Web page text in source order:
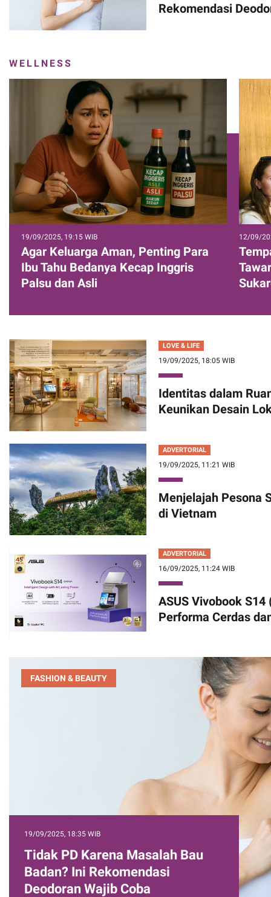
Rekomendasi
WELLNESS
19/09/2025, 19:15 WIB
Agar Keluarga Aman, Penting Para
Ibu Tahu Bedanya Kecap Inggris
Palsu dan Asli
12/09/
LOVE & LIFE
19/09/2025, 18:05 WIB
Identitas dalam
Keunikan Desain
ADVERTORIAL
19/09/2025, 11:21 WIB
Menjelajah Pesona
di Vietnam
ADVERTORIAL
16/09/2025, 11:24 WIB
ASUS Vivobook
Performa Cerdas
FASHION & BEAUTY
19/09/2025, 18:35 WIB
Tidak PD Karena Masalah Bau
Badan? Ini Rekomendasi
Deodoran Wajib Coba